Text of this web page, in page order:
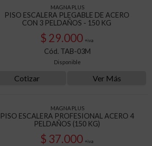
MAGNA PLUS
PISO ESCALERA PLEGABLE DE ACERO
CON 3 PELDAÑOS - 150 KG
$ 29.000 +iva
Cód. TAB-03M
Disponible
Cotizar Ver Más
MAGNA PLUS
PISO ESCALERA PROFESIONAL ACERO 4
PELDAÑOS (150 KG)
$ 37.000 +iva